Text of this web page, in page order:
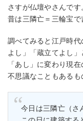
さすが仏壇やさんです
昔は三隣亡＝三輪宝で
調べてみると江戸時
よし」「蔵立てよし
「あし」に変わり現
不思議なこともあるも
今日は三隣亡（さ